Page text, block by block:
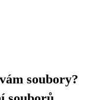
soubory?